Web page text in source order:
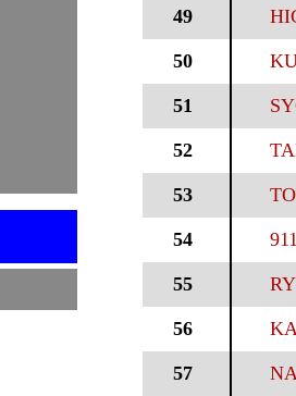
49
50
51
52
53
54
55
56
57